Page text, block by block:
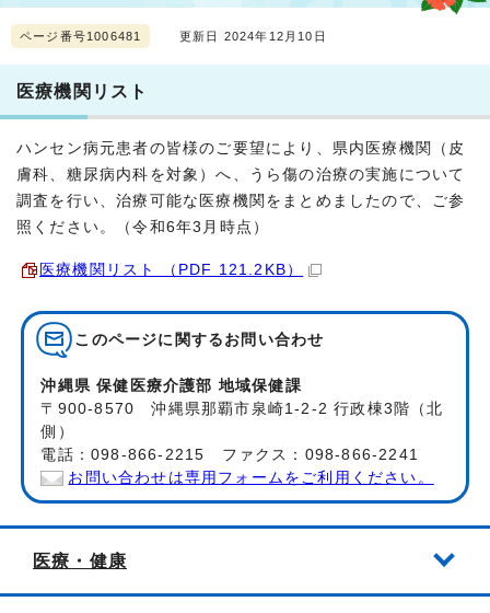
ページ番号1006481 更新日 2024年12月10日
医療機関リスト
ハンセン病元患者の皆様のご要望により、県内医療機関（皮
膚科、糖尿病内科を対象）へ、うら傷の治療の実施について
調査を行い、治療可能な医療機関をまとめましたので、ご参
照ください。（令和6年3月時点）
医療機関リスト （PDF 121.2KB）
このページに関する お問い合わせ
沖縄県 保健医療介護部 地域保健課
〒900-8570 沖縄県那覇市泉崎1-2-2 行政棟3階（北
側）
電話：098-866-2215 ファクス：098-866-2241
お問い合わせは専用フォームをご利用ください。
医療・健康